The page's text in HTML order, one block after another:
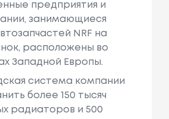
предприятия и
занимающиеся
NRF на
расположены во
Западной Европы.
система компании
более 150 тысяч
радиаторов и 500